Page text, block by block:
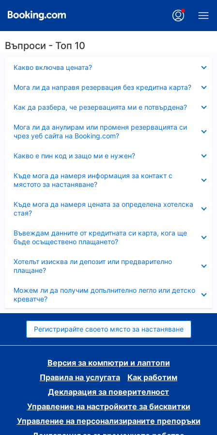
Въпроси - Топ 10
Какво включва цената?
Мога ли да направя резервация без кредитна карта?
Как да разбера, че резервацията ми е потвърдена?
Мога ли да анулирам или променя резервацията си
чрез уеб сайта на Booking.com?
Какво е пин код и защо ми е нужен?
Къде мога да намеря информация за контакт с
мястото за настаняване?
Къде мога да намеря цената за определена хотелска
стая?
Въвеждам данните от кредитната си карта, кога ще
бъде осъществено плащането?
Хотелът изисква ли депозит или предварително
плащане?
Можем ли да получим допълнително легло или детско
креватче?
Регистрирайте своето място за настаняване
Версия за компютри и лаптопи
Правила на услугата
Как работим
Декларация за поверителност
Управление на настройките за бисквитки
Управление на персонализираните препоръки